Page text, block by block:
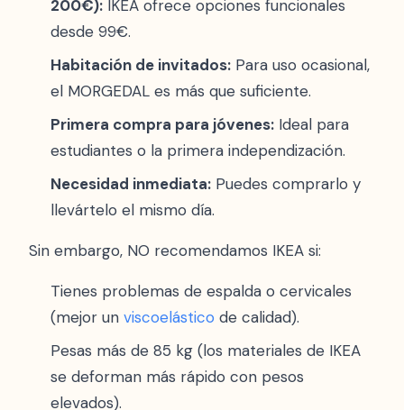
200€): IKEA ofrece opciones funcionales
desde 99€.
Habitación de invitados: Para uso ocasional,
el MORGEDAL es más que suficiente.
Primera compra para jóvenes: Ideal para
estudiantes o la primera independización.
Necesidad inmediata: Puedes comprarlo y
llevártelo el mismo día.
Sin embargo, NO recomendamos IKEA si:
Tienes problemas de espalda o cervicales
(mejor un viscoelástico de calidad).
Pesas más de 85 kg (los materiales de IKEA
se deforman más rápido con pesos
elevados).